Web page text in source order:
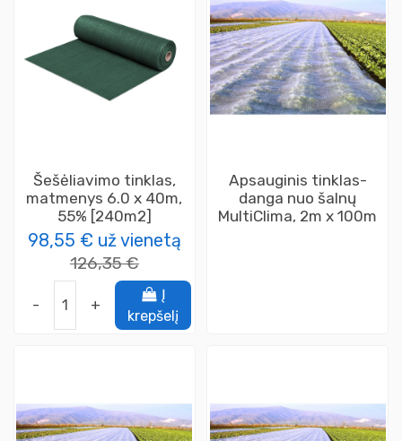
Šešėliavimo tinklas,
matmenys 6.0 x 40m,
55% [240m2]
98,55 € už vienetą
126,35 €
- +
Į
krepšelį
Apsauginis tinklas-
danga nuo šalnų
MultiClima, 2m x 100m